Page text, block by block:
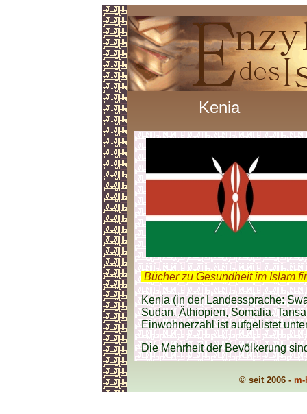
Kenia
Bücher zu Gesundheit im Islam
Kenia (in der Landessprache:
Sudan, Äthiopien, Somalia,
Einwohnerzahl ist aufgelistet
Die Mehrheit der Bevölkerung
© seit 2006 - m-